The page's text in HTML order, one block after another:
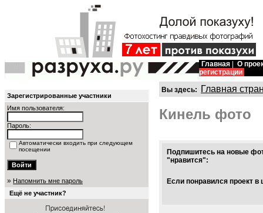
Главная
О
регистрации
Зарегистрированные участники
Имя пользователя:
Пароль:
Автоматически входить при следующем
посещении
» Напомнить мне пароль
Ещё не участник?
Вы здесь: Главная
Кинель фото
Подпишитесь на новые
"нравится":
Если понравился проект